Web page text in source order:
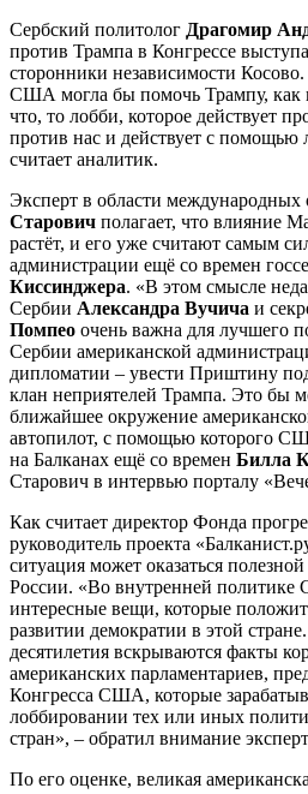
Сербский политолог Драгомир
против Трампа в Конгрессе
сторонники независимости
США могла бы помочь Трампу, как
что, то лобби, которое действует
против нас и действует с
считает аналитик.
Эксперт в области
Старович полагает, что влияние
растёт, и его уже считают самым
администрации ещё со времен
Киссинджера. «В этом смысле
Сербии Александра Вучича и
Помпео очень важна для лучшего
Сербии американской
дипломатии – увести Приштину
клан неприятелей Трампа. Это бы
ближайшее окружение
автопилот, с помощью которого
на Балканах ещё со времен Билла
Старович в интервью порталу
Как считает директор Фонда
руководитель проекта
ситуация может оказаться
России. «Во внутренней политике
интересные вещи, которые
развитии демократии в этой
десятилетия вскрываются факты
американских парламентариев,
Конгресса США, которые
лоббировании тех или иных
стран», – обратил внимание
По его оценке, великая